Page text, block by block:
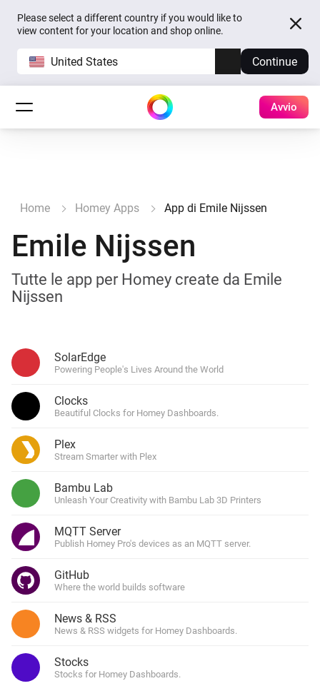
Please select a different country if you would like to
view content for your location and shop online.
United States Continue
Avvio
Home Homey Apps App di Emile Nijssen
Emile Nijssen
Tutte le app per Homey create da Emile
Nijssen
SolarEdge
Powering People's Lives Around the World
Clocks
Beautiful Clocks for Homey Dashboards.
Plex
Stream Smarter with Plex
Bambu Lab
Unleash Your Creativity with Bambu Lab 3D Printers
MQTT Server
Publish Homey Pro's devices as an MQTT server.
GitHub
Where the world builds software
News & RSS
News & RSS widgets for Homey Dashboards.
Stocks
Stocks for Homey Dashboards.